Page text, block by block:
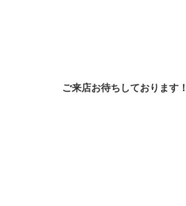
ご来店お待ちしております！